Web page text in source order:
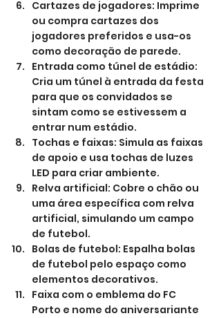
Cartazes de jogadores: Imprime
ou compra cartazes dos
jogadores preferidos e usa-os
como decoração de parede.
Entrada como túnel de estádio:
Cria um túnel à entrada da festa
para que os convidados se
sintam como se estivessem a
entrar num estádio.
Tochas e faixas: Simula as faixas
de apoio e usa tochas de luzes
LED para criar ambiente.
Relva artificial: Cobre o chão ou
uma área específica com relva
artificial, simulando um campo
de futebol.
Bolas de futebol: Espalha bolas
de futebol pelo espaço como
elementos decorativos.
Faixa com o emblema do FC
Porto e nome do aniversariante